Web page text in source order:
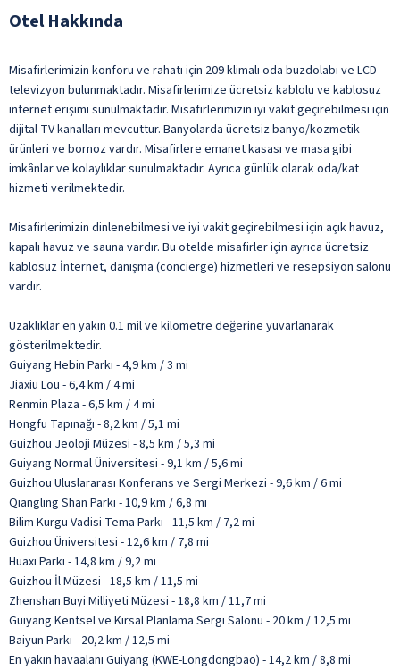
Otel Hakkında
Misafirlerimizin konforu ve rahatı için 209 klimalı oda buzdolabı ve LCD
televizyon bulunmaktadır. Misafirlerimize ücretsiz kablolu ve kablosuz
internet erişimi sunulmaktadır. Misafirlerimizin iyi vakit geçirebilmesi için
dijital TV kanalları mevcuttur. Banyolarda ücretsiz banyo/kozmetik
ürünleri ve bornoz vardır. Misafirlere emanet kasası ve masa gibi
imkânlar ve kolaylıklar sunulmaktadır. Ayrıca günlük olarak oda/kat
hizmeti verilmektedir.
Misafirlerimizin dinlenebilmesi ve iyi vakit geçirebilmesi için açık havuz,
kapalı havuz ve sauna vardır. Bu otelde misafirler için ayrıca ücretsiz
kablosuz İnternet, danışma (concierge) hizmetleri ve resepsiyon salonu
vardır.
Uzaklıklar en yakın 0.1 mil ve kilometre değerine yuvarlanarak
gösterilmektedir.
Guiyang Hebin Parkı - 4,9 km / 3 mi
Jiaxiu Lou - 6,4 km / 4 mi
Renmin Plaza - 6,5 km / 4 mi
Hongfu Tapınağı - 8,2 km / 5,1 mi
Guizhou Jeoloji Müzesi - 8,5 km / 5,3 mi
Guiyang Normal Üniversitesi - 9,1 km / 5,6 mi
Guizhou Uluslararası Konferans ve Sergi Merkezi - 9,6 km / 6 mi
Qiangling Shan Parkı - 10,9 km / 6,8 mi
Bilim Kurgu Vadisi Tema Parkı - 11,5 km / 7,2 mi
Guizhou Üniversitesi - 12,6 km / 7,8 mi
Huaxi Parkı - 14,8 km / 9,2 mi
Guizhou İl Müzesi - 18,5 km / 11,5 mi
Zhenshan Buyi Milliyeti Müzesi - 18,8 km / 11,7 mi
Guiyang Kentsel ve Kırsal Planlama Sergi Salonu - 20 km / 12,5 mi
Baiyun Parkı - 20,2 km / 12,5 mi
En yakın havaalanı Guiyang (KWE-Longdongbao) - 14,2 km / 8,8 mi